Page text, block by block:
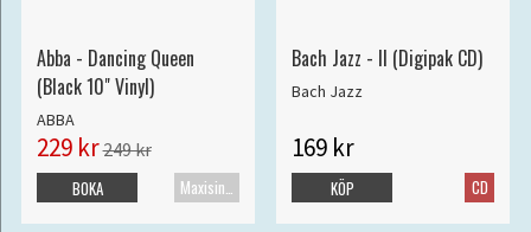
Abba - Dancing Queen
(Black 10" Vinyl)
ABBA
229 kr249 kr
Maxisingel
BOKA
Bach Jazz - II (Digipak CD)
Bach Jazz
169 kr
CD
KÖP